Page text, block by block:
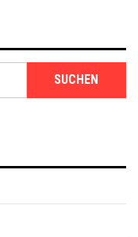
SUCHEN